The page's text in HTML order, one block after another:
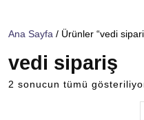
Ana Sayfa / Ürünler “vedi
vedi sipariş
2 sonucun tümü